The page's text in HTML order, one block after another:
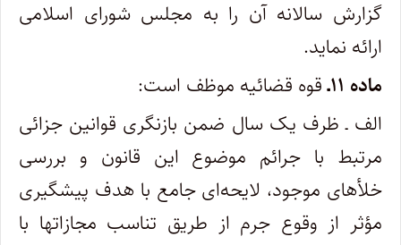
گزارش سالانه آن را به مجلس شورای اسلامی
ارائه نماید.
ماده ۱۱ـ
قوه قضائیه موظف است:
الف ـ ظرف یک سال ضمن بازنگری قوانین جزائی
مرتبط با جرائم موضوع این قانون و بررسی
خلأهای موجود، لایحه‌ای جامع با هدف پیشگیری
مؤثر از وقوع جرم از طریق تناسب مجازاتها با